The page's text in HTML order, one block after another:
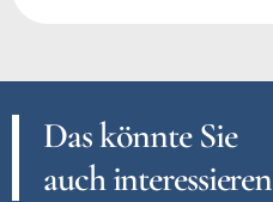
Das könnte Sie
auch interessieren